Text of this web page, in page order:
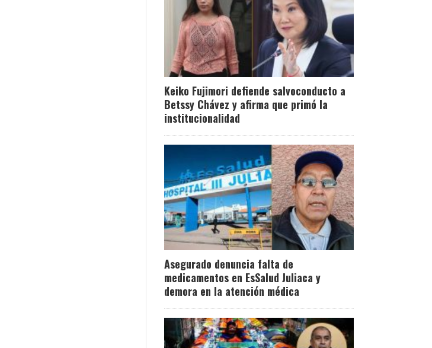
Keiko Fujimori defiende salvoconducto a
Betssy Chávez y afirma que primó la
institucionalidad
Asegurado denuncia falta de
medicamentos en EsSalud Juliaca y
demora en la atención médica